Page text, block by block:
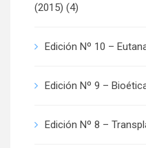
(2015) (4)
Edición Nº 10 –
Edición Nº 9 –
Edición Nº 8 –